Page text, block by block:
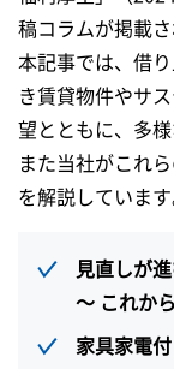
稿コラムが掲載
本記事では、借
き賃貸物件やサ
望とともに、多
また当社がこれ
を解説しています
見直しが
～ これか
家具家電